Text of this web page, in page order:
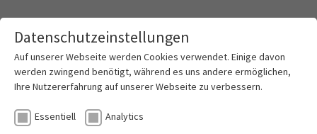
Verabschiedung in der FOS: Nach der
Berufsausbildung erfolgreich zur
Datenschutzeinstellungen
Auf unserer Webseite werden Cookies verwendet. Einige davon
werden zwingend benötigt, während es uns andere ermöglichen,
Ihre Nutzererfahrung auf unserer Webseite zu verbessern.
Essentiell Analytics